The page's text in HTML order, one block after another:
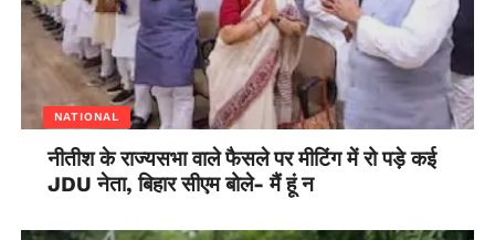
NATIONAL
नीतीश के राज्यसभा वाले फैसले पर मीटिंग में रो पड़े कई
JDU नेता, बिहार सीएम बोले- मैं हूं न